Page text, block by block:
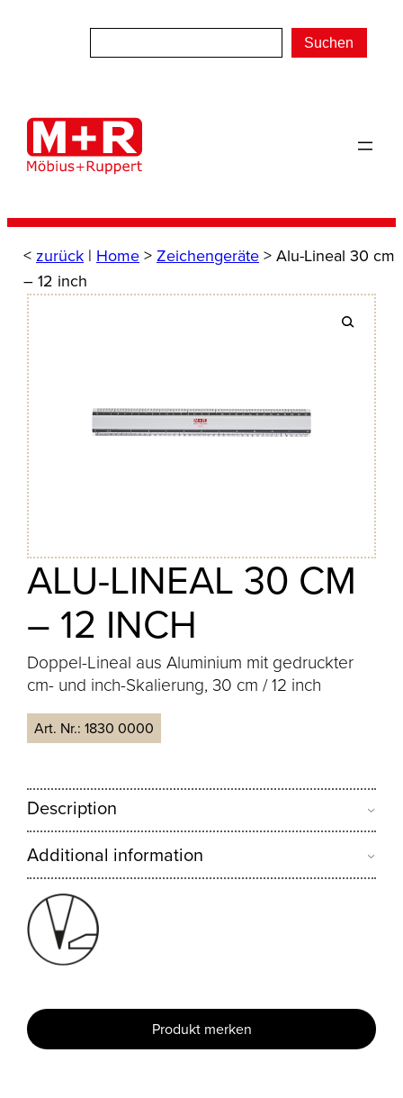
Suchen
< zurück | Home>Zeichengeräte> Alu-Lineal 30 cm
– 12 inch
ALU-LINEAL 30 CM
– 12 INCH
Doppel-Lineal aus Aluminium mit gedruckter
cm- und inch-Skalierung, 30 cm / 12 inch
Art. Nr.:1830 0000
Description
Additional information
Produkt merken